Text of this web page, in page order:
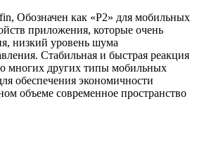
Обозначен как «P2» для мобильных
приложения, которые очень
низкий уровень шума
Стабильная и быстрая реакция
многих других типы мобильных
обеспечения экономичности
объеме современное пространство